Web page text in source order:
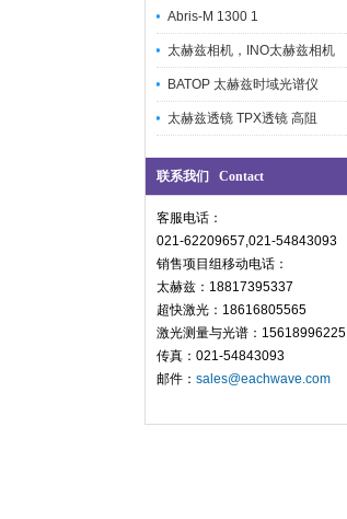
Abris-M 1300 1
太赫兹相机，INO太赫兹相机
BATOP 太赫兹时域光谱仪
太赫兹透镜 TPX透镜 高阻
联系我们 Contact
客服电话：
021-62209657,021-54843093
销售项目组移动电话：
太赫兹：18817395337
超快激光：18616805565
激光测量与光谱：15618996225
传真：021-54843093
邮件： sales@eachwave.com